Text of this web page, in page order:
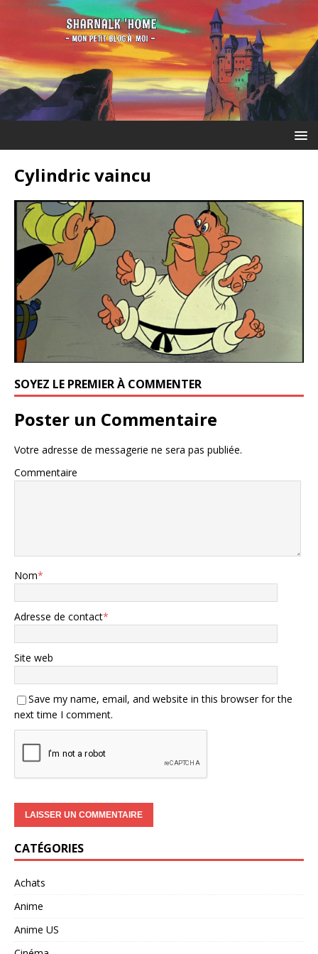
Cylindric vaincu
SOYEZ LE PREMIER À COMMENTER
Poster un Commentaire
Votre adresse de messagerie ne sera pas publiée.
Commentaire
Nom*
Adresse de contact*
Site web
Save my name, email, and website in this browser for the
next time I comment.
CATÉGORIES
Achats
Anime
Anime US